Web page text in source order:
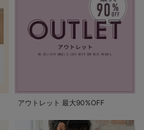
アウトレット 最大90%OFF